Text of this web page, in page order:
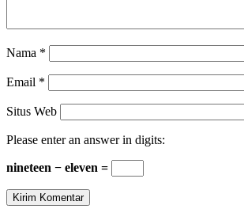
Nama *
Email *
Situs Web
Please enter an answer in digits:
nineteen − eleven =